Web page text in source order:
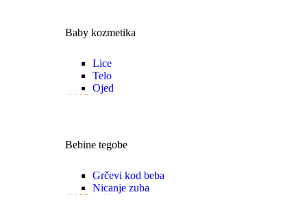
Baby kozmetika
Lice
Telo
Ojed
VIŠE
Bebine tegobe
Grčevi kod beba
Nicanje zuba
VIŠE